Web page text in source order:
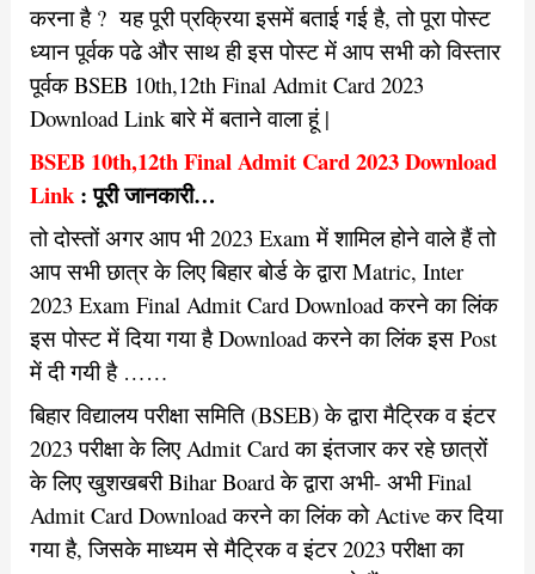
करना है ? यह पूरी प्रक्रिया इसमें बताई गई है, तो पूरा पोस्ट
ध्यान पूर्वक पढे और साथ ही इस पोस्ट में आप सभी को विस्तार
पूर्वक BSEB 10th,12th Final Admit Card 2023
Download Link बारे में बताने वाला हूं |
BSEB 10th,12th Final Admit Card 2023 Download
Link: पूरी जानकारी…
तो दोस्तों अगर आप भी 2023 Exam में शामिल होने वाले हैं तो
आप सभी छात्र के लिए बिहार बोर्ड के द्वारा Matric, Inter
2023 Exam Final Admit Card Download करने का लिंक
इस पोस्ट में दिया गया है Download करने का लिंक इस Post
में दी गयी है ……
बिहार विद्यालय परीक्षा समिति (BSEB) के द्वारा मैट्रिक व इंटर
2023 परीक्षा के लिए Admit Card का इंतजार कर रहे छात्रों
के लिए खुशखबरी Bihar Board के द्वारा अभी- अभी Final
Admit Card Download करने का लिंक को Active कर दिया
गया है, जिसके माध्यम से मैट्रिक व इंटर 2023 परीक्षा का